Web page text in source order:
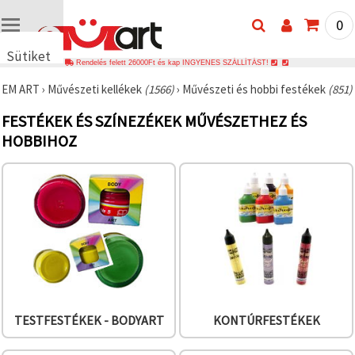
Sütiket
🍪 Cookie-
hasonló
technológiákat
használunk
biztosítsuk
a weboldal
megfelelő
javítsuk az
felhasználói
élményét,
hozzájárulásával
elemezzük
a
forgalmat,
0
Rendelés felett 26000Ft és kap INGYENES SZÁLLÍTÁST!
EM ART › Művészeti kellékek (1566)› Művészeti és hobbi festékek (851)
FESTÉKEK ÉS SZÍNEZÉKEK MŰVÉSZETHEZ ÉS
HOBBIHOZ
TESTFESTÉKEK - BODYART KONTÚRFESTÉKEK